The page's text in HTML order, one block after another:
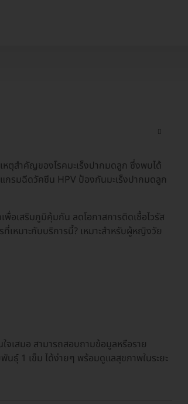
หตุสำคัญของโรคมะเร็งปากมดลูก ซึ่งพบได้
รมฉีดวัคซีน HPV ป้องกันมะเร็งปากมดลูก
พื่อเสริมภูมิคุ้มกัน ลดโอกาสการติดเชื้อไวรัส
เหมาะกับบริการนี้? เหมาะสำหรับผู้หญิงวัย
เสมอ สามารถสอบถามข้อมูลหรือราย
ธุ์ 1 เข็ม ได้ง่ายๆ พร้อมดูแลสุขภาพในระยะ